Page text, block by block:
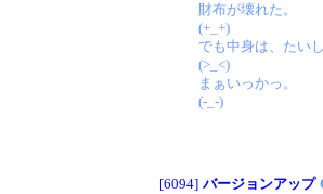
財布が壊れた。
(+_+)
でも中身は、たい
(>_<)
まぁいっかっ。
(-_-)
[6094] バージョンアップ